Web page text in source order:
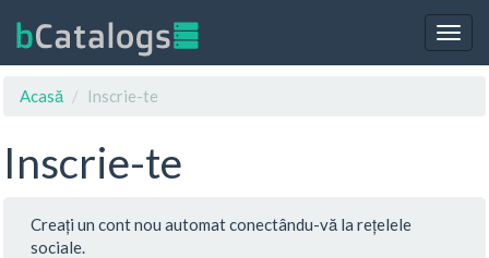
Acasă
Inscrie-te
Inscrie-te
Creați un cont nou automat conectându-vă la rețelele
sociale.